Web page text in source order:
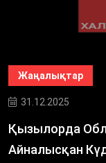
Жаңалықтар
31.12.2025
Қызылорда
Айналысқан